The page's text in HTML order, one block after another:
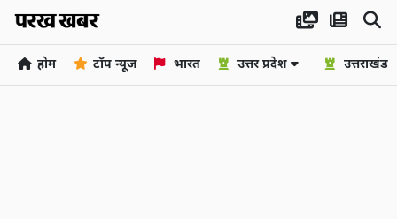
होम टॉप न्यूज भारत उत्तर प्रदेश उत्तराखंड